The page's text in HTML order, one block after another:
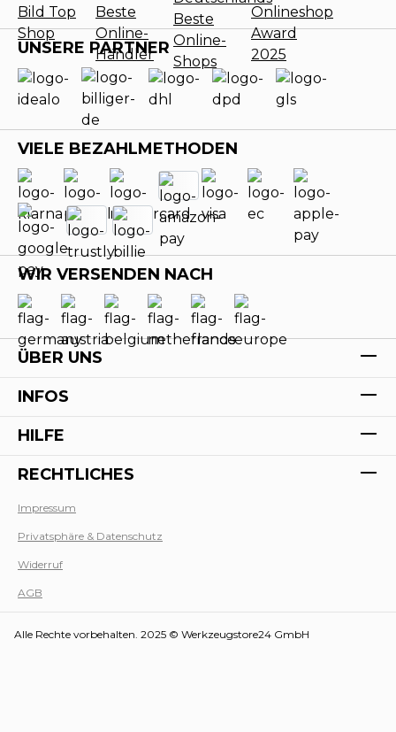
UNSERE PARTNER
VIELE BEZAHLMETHODEN
WIR VERSENDEN NACH
ÜBER UNS
INFOS
HILFE
RECHTLICHES
Impressum
Privatsphäre & Datenschutz
Widerruf
AGB
Alle Rechte vorbehalten. 2025 © Werkzeugstore24 GmbH